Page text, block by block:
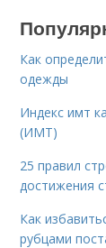
Как
одежды
Индекс имт
(ИМТ)
25 правил
достижения
Как
рубцами